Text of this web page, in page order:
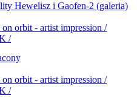
Hewelisz i Gaofen-2 (galeria)